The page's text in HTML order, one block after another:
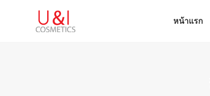
หน้าแรก
หน้าแรก